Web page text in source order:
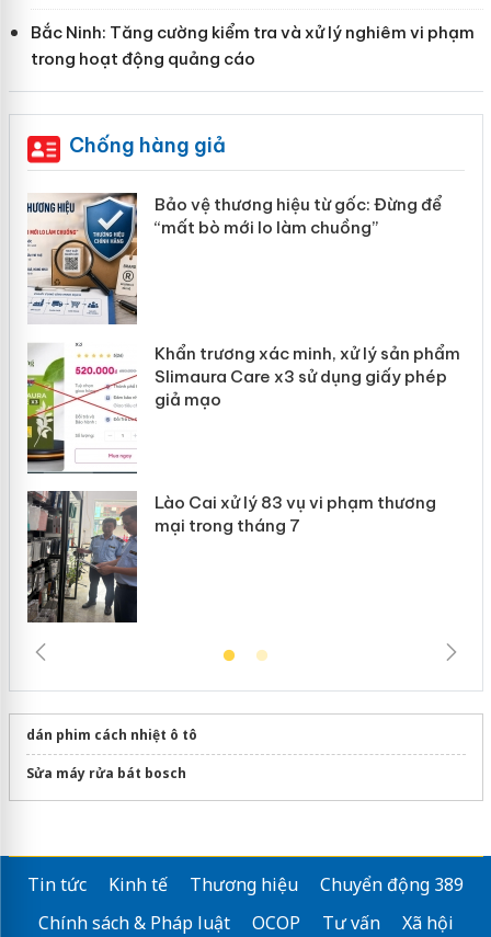
Bắc Ninh: Tăng cường kiểm tra và xử lý nghiêm vi phạm
trong hoạt động quảng cáo
Chống hàng giả
Bảo vệ thương hiệu từ gốc: Đừng để
“mất bò mới lo làm chuồng”
Khẩn trương xác minh, xử lý sản phẩm
Slimaura Care x3 sử dụng giấy phép
giả mạo
Lào Cai xử lý 83 vụ vi phạm thương
mại trong tháng 7
dán phim cách nhiệt ô tô
Sửa máy rửa bát bosch
Tin tức Kinh tế Thương hiệu
Chuyển động 389
Chính sách & Pháp luật
OCOP Tư vấn
Xã hội